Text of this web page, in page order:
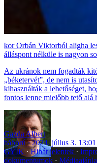
Orbán Viktorból aligha
álláspont nélküle is nagyon
Az ukránok nem fogadták
„béketervét”, de nem is
kihasználták a lehetőséget,
fontos lenne mielőbb tető alá
Gazda Albert
háború
2024. július 3. 13:01
GYIK
Hibát jelentek
dokumentumok